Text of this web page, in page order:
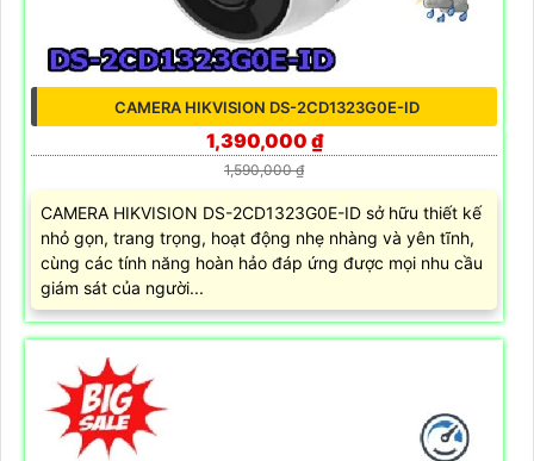
CAMERA HIKVISION DS-2CD1323G0E-ID
1,390,000 ₫
1,590,000 ₫
CAMERA HIKVISION DS-2CD1323G0E-ID sở hữu thiết kế
nhỏ gọn, trang trọng, hoạt động nhẹ nhàng và yên tĩnh,
cùng các tính năng hoàn hảo đáp ứng được mọi nhu cầu
giám sát của người...